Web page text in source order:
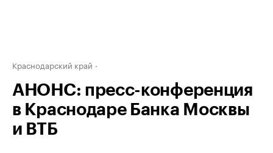
Краснодарский край
АНОНС: пресс-конференция
в Краснодаре Банка Москвы
и ВТБ